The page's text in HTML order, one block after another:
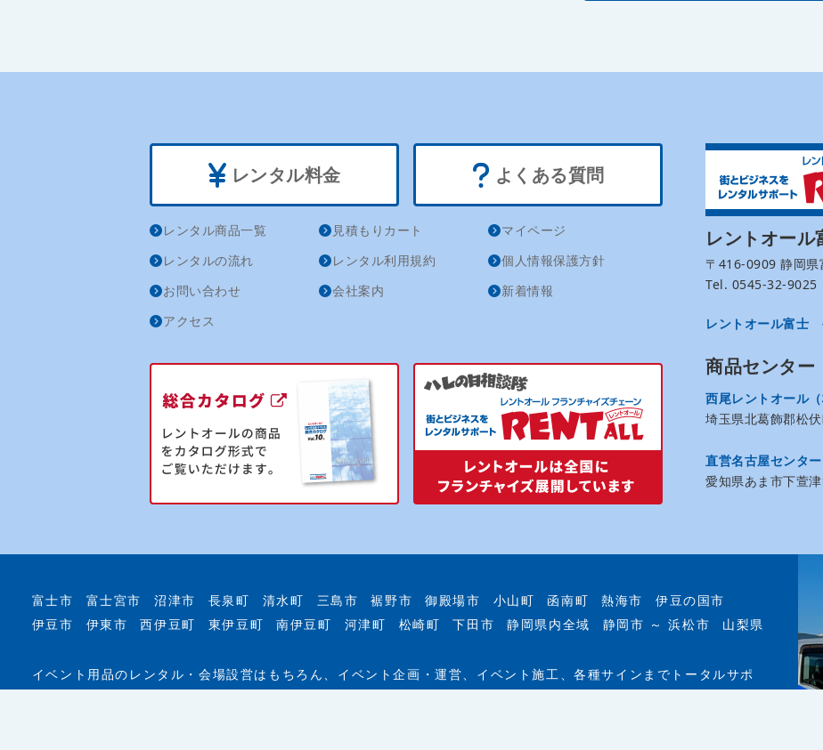
レンタル料金 よくある質問
レンタル商品一覧 見積もりカート
マイページ
レンタルの流れ
レンタル利用規約
個人情報保護方針
お問い合わせ
会社案内
新着情報
アクセス
レントオール
〒416-0909 静岡
Tel. 0545-32-
レントオール富士
商品センター
西尾レントオール
埼玉県北葛飾郡松
直営名古屋センター
愛知県あま市下萱
富士市 富士宮市 沼津市 長泉町 清水町 三島市 裾野市 御殿場市 小山町 函南町 熱海市
伊豆の国市
伊豆市
伊東市 西伊豆町 東伊豆町 南伊豆町 河津町 松崎町 下田市 静岡県内全域 静岡市 ～ 浜松市 山梨県
イベント用品のレンタル・会場設営はもちろん、イベント企画・運営、イベント施工、各種サインまでトータルサポ